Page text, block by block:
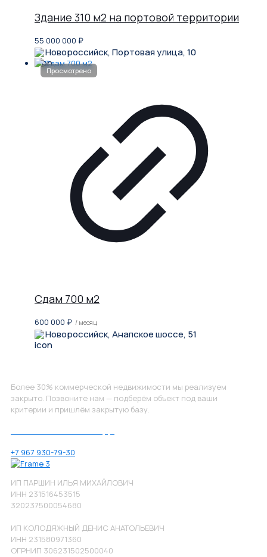
Здание 310 м2 на портовой территории
55 000 000 ₽
Новороссийск, Портовая улица, 10
Сдам 700 м2
600 000 ₽ / месяц
Новороссийск, Анапское шоссе, 51
Более 30% коммерческой недвижимости мы реализуем
закрыто. Позвоните нам — подберём объект под ваши
критерии и пришлём закрытую базу.
+7 967 930-79-30
ИП ПАРШИН ИЛЬЯ МИХАЙЛОВИЧ
ИНН 231516453515
320237500054680
ИП КОЛОДЯЖНЫЙ ДЕНИС АНАТОЛЬЕВИЧ
ИНН 231580971360
ОГРНИП 306231502500040